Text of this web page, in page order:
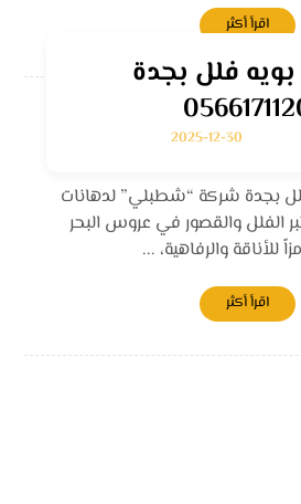
اقرأ أكثر
فلل بجدة
2025-12-30
بجدة شركة “شطبلي” لدهانات
الفلل والقصور في عروس البحر
للأناقة والرفاهية، ...
اقرأ أكثر